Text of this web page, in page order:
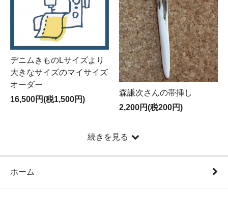
デニムきものLサイズより
大きなサイズのマイサイズ
オーダー
16,500円(税1,500円)
森謙次さんの帯挿し
2,200円(税200円)
続きを見る
ホーム